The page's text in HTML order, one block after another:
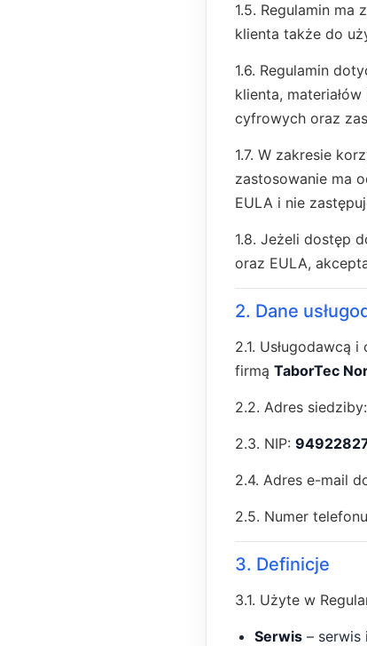
1.5. Regulamin
klienta także do
1.6. Regulamin
klienta,
cyfrowych oraz
1.7. W zakresie
zastosowanie ma
EULA i nie
1.8. Jeżeli dostęp
oraz EULA,
2. Dane
2.1. Usługodawcą
firmą TaborTec
2.2. Adres siedziby:
2.3. NIP:
2.4. Adres e-mail
2.5. Numer
3. Definicje
3.1. Użyte w
Serwis – serwis